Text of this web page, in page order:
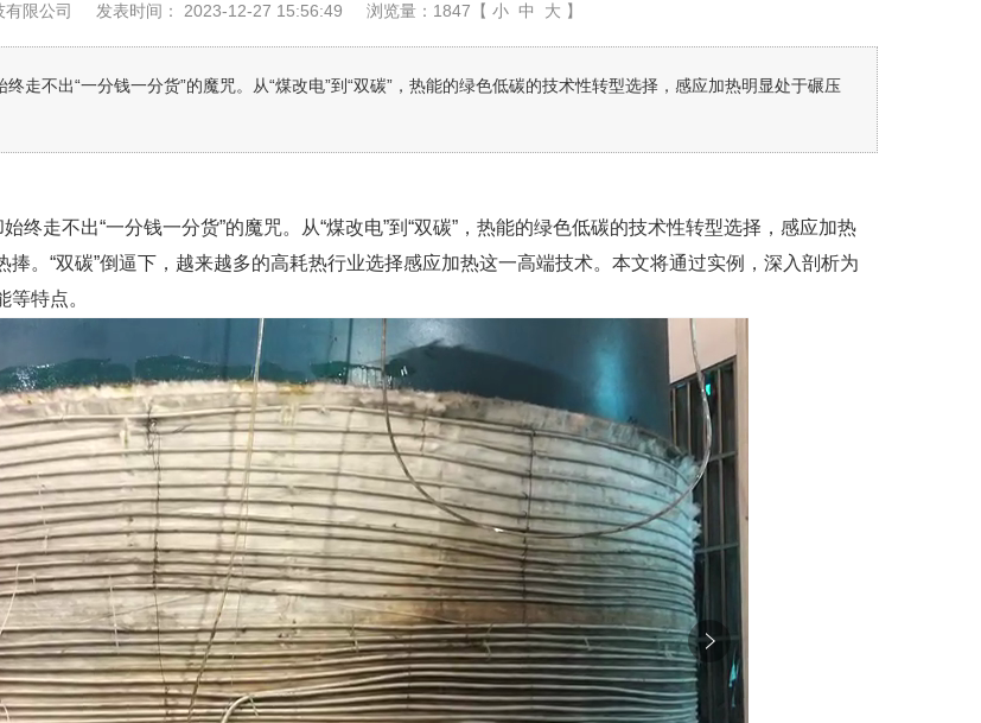
限公司 发表时间： 2023-12-27 15:56:49 浏览量：1847【 小 中 大 】
走不出“一分钱一分货”的魔咒。从“煤改电”到“双碳”，热能的绿色低碳的技术性转型选择，感应加热明显处于碾压
终走不出“一分钱一分货”的魔咒。从“煤改电”到“双碳”，热能的绿色低碳的技术性转型选择，感应加热
。“双碳”倒逼下，越来越多的高耗热行业选择感应加热这一高端技术。本文将通过实例，深入剖析为
特点。